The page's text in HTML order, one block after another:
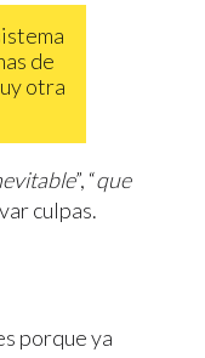
de
otra
”, “que
culpas.
porque ya